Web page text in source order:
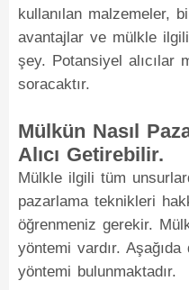
kullanılan malzemeler,
avantajlar ve mülkle
şey. Potansiyel alıcılar
soracaktır.
Mülkün Nasıl
Alıcı Getirebilir.
Mülkle ilgili tüm
pazarlama teknikleri
öğrenmeniz gerekir.
yöntemi vardır.
yöntemi bulunmaktadır.